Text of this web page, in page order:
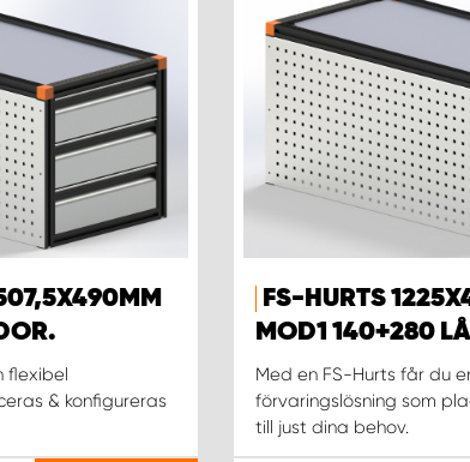
flexibel
& konfigureras
FS-HURTS
MOD1 140+280
Med en FS-Hurts får du
förvaringslösning som
till just dina behov.